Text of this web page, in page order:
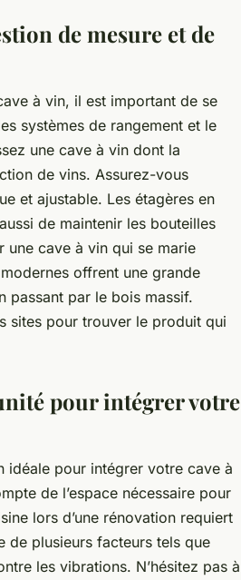
de mesure et de
à vin, il est important de se
systèmes de rangement et le
une cave à vin dont la
de vins. Assurez-vous
et ajustable. Les étagères en
de maintenir les bouteilles
une cave à vin qui se marie
offrent une grande
passant par le bois massif.
sites pour trouver le produit qui
pour intégrer votre
idéale pour intégrer votre cave à
de l’espace nécessaire pour
lors d’une rénovation requiert
de plusieurs facteurs tels que
les vibrations. N’hésitez pas à